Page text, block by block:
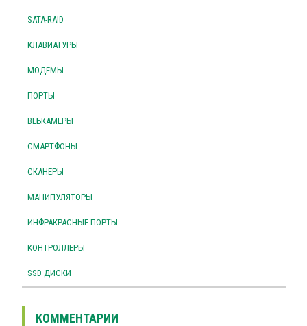
SATA-RAID
КЛАВИАТУРЫ
МОДЕМЫ
ПОРТЫ
ВЕБКАМЕРЫ
СМАРТФОНЫ
СКАНЕРЫ
МАНИПУЛЯТОРЫ
ИНФРАКРАСНЫЕ ПОРТЫ
КОНТРОЛЛЕРЫ
SSD ДИСКИ
КОММЕНТАРИИ